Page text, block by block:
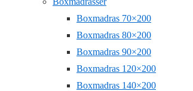
Boxmadras 70×200
Boxmadras 80×200
Boxmadras 90×200
Boxmadras 120×200
Boxmadras 140×200